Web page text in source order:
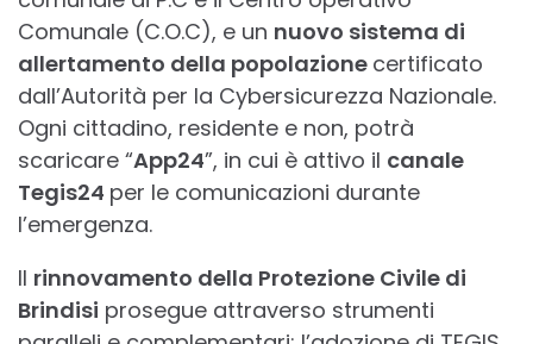
Comunale (C.O.C), e un nuovo sistema di
allertamento della popolazione certificato
dall’Autorità per la Cybersicurezza Nazionale.
Ogni cittadino, residente e non, potrà
scaricare “App24”, in cui è attivo il canale
Tegis24 per le comunicazioni durante
l’emergenza.
Il rinnovamento della Protezione Civile di
Brindisi prosegue attraverso strumenti